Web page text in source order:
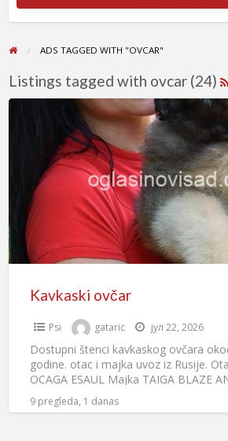
ADS TAGGED WITH "OVCAR"
Listings tagged with ovcar (24)
Kavkaski ovčar
Psi gataric јул 22, 2026
Dostupni štenci kavkaskog ovčara
godine. otac i majka uvoz iz Rusije.
OCAGA ESAUL Majka TAIGA BLAZE
krvna linija. IG.Daca
9 pregleda, 1 danas